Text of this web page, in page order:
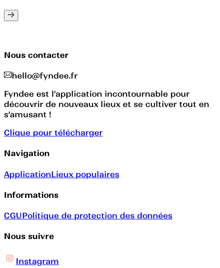
Nous contacter
hello@fyndee.fr
Fyndee est l’application incontournable pour
découvrir de nouveaux lieux et se cultiver tout en
s’amusant !
Clique pour télécharger
Navigation
ApplicationLieux populaires
Informations
CGUPolitique de protection des données
Nous suivre
Instagram